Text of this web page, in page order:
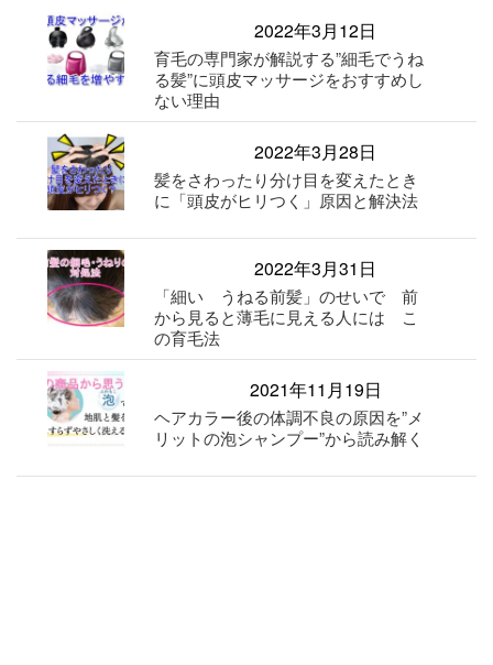
2022年3月12日
育毛の専門家が解説する”細毛でうね
る髪”に頭皮マッサージをおすすめし
ない理由
2022年3月28日
髪をさわったり分け目を変えたとき
に「頭皮がヒリつく」原因と解決法
2022年3月31日
「細い うねる前髪」のせいで 前
から見ると薄毛に見える人には こ
の育毛法
2021年11月19日
ヘアカラー後の体調不良の原因を”メ
リットの泡シャンプー”から読み解く